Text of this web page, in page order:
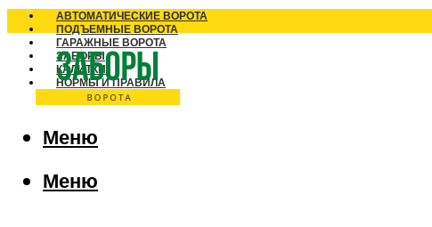
АВТОМАТИЧЕСКИЕ ВОРОТА
ПОДЪЕМНЫЕ ВОРОТА
ГАРАЖНЫЕ ВОРОТА
ЗАБОРЫ
КАЛИТКИ
НОРМЫ И ПРАВИЛА
Меню
Меню